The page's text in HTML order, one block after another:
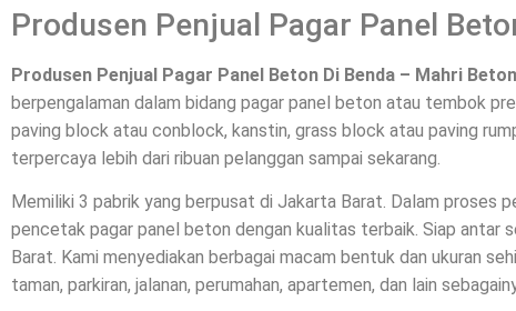
Produsen Penjual Pagar Panel
Produsen Penjual Pagar Panel Beton Di Benda – Mahri Beton
berpengalaman dalam bidang pagar panel beton atau tembok
paving block atau conblock, kanstin, grass block atau paving
terpercaya lebih dari ribuan pelanggan sampai sekarang.
Memiliki 3 pabrik yang berpusat di Jakarta Barat. Dalam proses
pencetak pagar panel beton dengan kualitas terbaik. Siap antar
Barat. Kami menyediakan berbagai macam bentuk dan ukuran
taman, parkiran, jalanan, perumahan, apartemen, dan lain